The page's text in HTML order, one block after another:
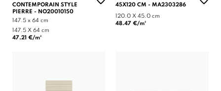
CONTEMPORAIN STYLE
PIERRE - NO20010150
147.5 x 64 cm
147.5 X 64 cm
47.21 €/m²
45X120 CM - MA2303286
120.0 X 45.0 cm
48.47 €/m²